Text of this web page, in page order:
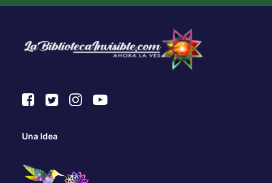
Una Idea